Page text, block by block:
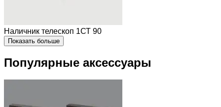
Наличник телескоп 1СТ 90
Показать больше
Популярные аксессуары